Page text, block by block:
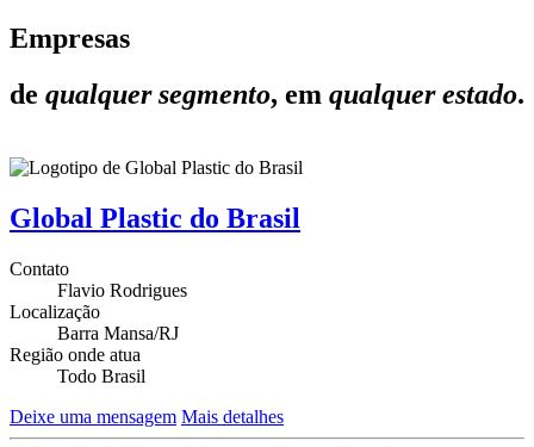
Empresas
de qualquer segmento, em qualquer estado.
Global Plastic do Brasil
Contato
Flavio Rodrigues
Localização
Barra Mansa/RJ
Região onde atua
Todo Brasil
Deixe uma mensagem Mais detalhes